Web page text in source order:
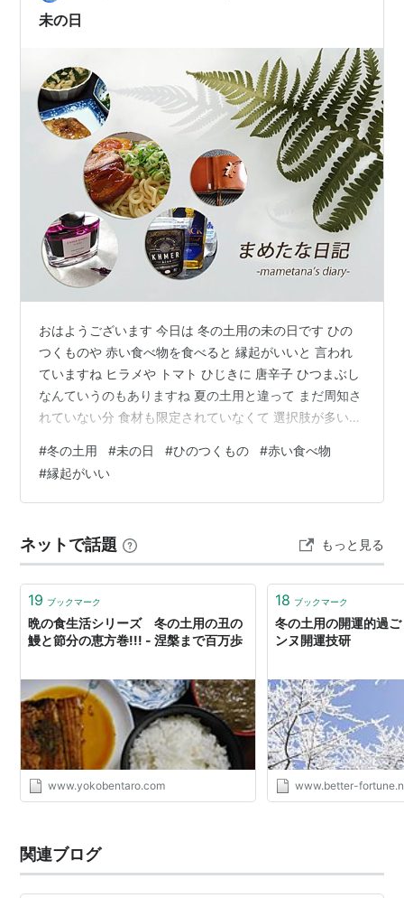
未の日
おはようございます 今日は 冬の土用の未の日です ひの
つくものや 赤い食べ物を食べると 縁起がいいと 言われ
ていますね ヒラメや トマト ひじきに 唐辛子 ひつまぶし
なんていうのもありますね 夏の土用と違って まだ周知さ
れていない分 食材も限定されていなくて 選択肢が多いの
ライフスタイル ランキング参加中雑談・日記を書きたい
人のグループ
#冬の土用 #未の日 #ひのつくもの #赤い食べ物
#縁起がいい
ネットで話題 もっと見る
19 ブックマーク
晩の食生活シリーズ 冬の土用の丑の
鰻と節分の恵方巻!!! - 涅槃まで百万歩
www.yokobentaro.com
18 ブックマーク
冬の土用の開運的過
ンヌ開運技研
www.better-
関連ブログ